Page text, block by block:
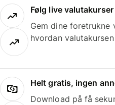
Følg live valutakurser
Gem dine foretrukne
hvordan
Helt gratis, ingen
Download på få